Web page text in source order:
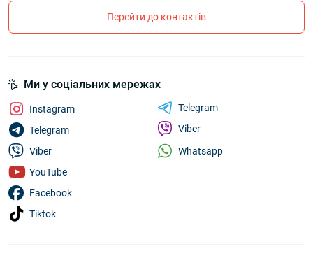
Перейти до контактів
Ми у соціальних мережах
Instagram
Telegram
Viber
YouTube
Facebook
Tiktok
Telegram
Viber
Whatsapp